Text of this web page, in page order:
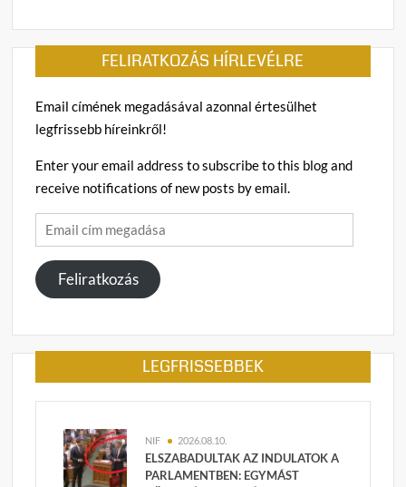
FELIRATKOZÁS HÍRLEVÉLRE
Email címének megadásával azonnal értesülhet
legfrissebb híreinkről!
Enter your email address to subscribe to this blog and
receive notifications of new posts by email.
Email
cím
megadása
Feliratkozás
LEGFRISSEBBEK
NIF 2026.08.10.
ELSZABADULTAK AZ INDULATOK A
PARLAMENTBEN: EGYMÁST